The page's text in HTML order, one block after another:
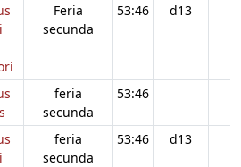
Feria
secunda
53:46 d13
feria
secunda
53:46
feria
secunda
53:46 d13